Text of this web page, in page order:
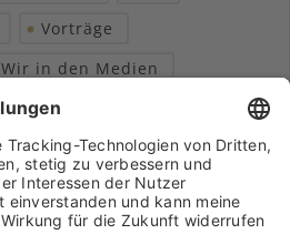
Vorträge
Wir in den Medien